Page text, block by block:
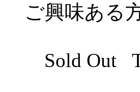
ご興味ある
Sold Out